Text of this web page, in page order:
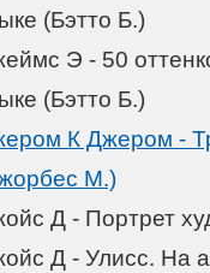
(Бэтто Б.)
Э - 50
(Бэтто Б.)
К Джером -
М.)
Д - Портрет
Д - Улисс. На